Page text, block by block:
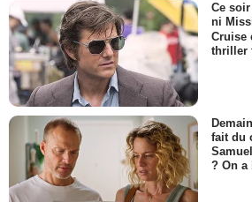
Ce
ni
Cruise
thriller
fait du
? On a